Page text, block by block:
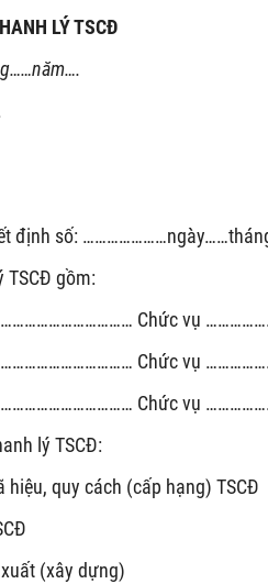
LÝ TSCĐ
định số:
TSCĐ gồm:
Chức vụ
Chức vụ
Chức vụ
lý TSCĐ:
hiệu, quy cách (cấp hạng) TSCĐ
(xây dựng)